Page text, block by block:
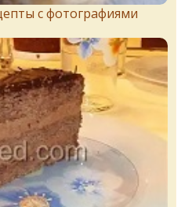
с фотографиями